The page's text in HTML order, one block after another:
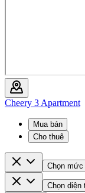
Cheery 3 Apartment
Mua bán
Cho thuê
Chọn mức
Chọn diện